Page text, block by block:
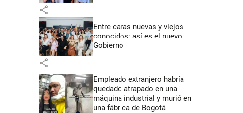
share
Entre caras nuevas y viejos
conocidos: así es el nuevo
Gobierno
share
Empleado extranjero habría
quedado atrapado en una
máquina industrial y murió en
una fábrica de Bogotá